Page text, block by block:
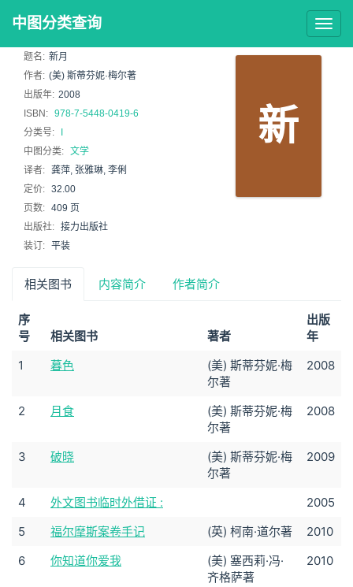
中图分类查询
新
题名: 新月
作者: (美) 斯蒂芬妮·梅尔著
出版年: 2008
ISBN: 978-7-5448-0419-6
分类号:
中图分类: 文学
译者: 龚萍, 张雅琳, 李俐
定价: 32.00
页数: 409 页
出版社: 接力出版社
装订: 平装
相关图书 内容简介 作者简介
序
号
相关图书 著者
出版
年
1
暮色
(美) 斯蒂芬妮·梅
尔著
2008
2 月食
(美) 斯蒂芬妮·梅
尔著
2008
3 破晓
(美) 斯蒂芬妮·梅
尔著
2009
4 外文图书临时外借证 :
2005
5
福尔摩斯案卷手记 (英) 柯南·道尔著
2010
6
你知道你爱我
(美) 塞西莉·冯·
齐格萨著
2010